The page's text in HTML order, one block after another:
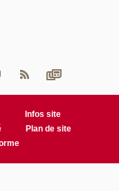
Infos site
Plan de site